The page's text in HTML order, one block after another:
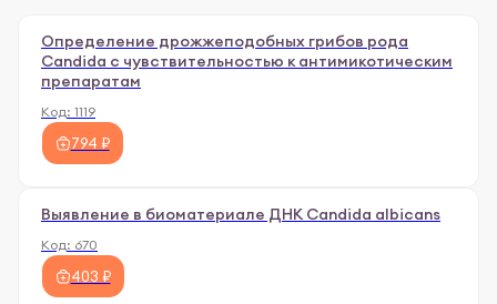
Определение дрожжеподобных грибов рода
Candida с чувствительностью к антимикотическим
препаратам
Код: 1119
794 ₽
Выявление в биоматериале ДНК Candida albicans
Код: 670
403 ₽